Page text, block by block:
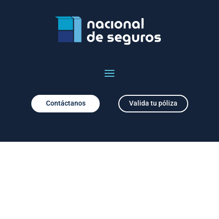
Contáctanos Valida tu póliza